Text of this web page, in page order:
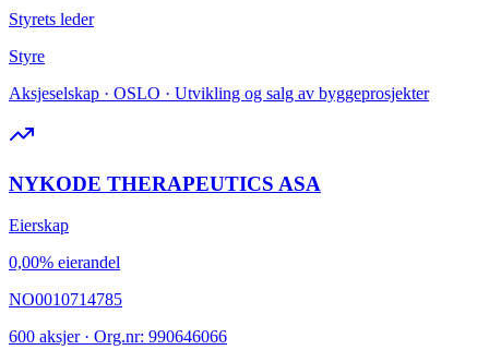
Styrets leder
Styre
Aksjeselskap · OSLO · Utvikling og salg av byggeprosjekter
NYKODE THERAPEUTICS ASA
Eierskap
0,00% eierandel
NO0010714785
600 aksjer · Org.nr: 990646066